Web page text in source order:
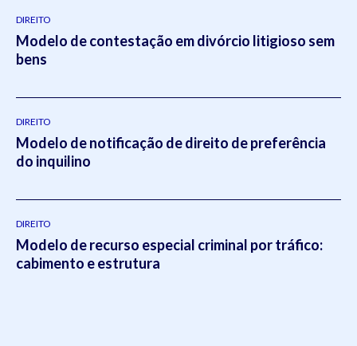
DIREITO
Modelo de contestação em divórcio litigioso sem
bens
DIREITO
Modelo de notificação de direito de preferência
do inquilino
DIREITO
Modelo de recurso especial criminal por tráfico:
cabimento e estrutura